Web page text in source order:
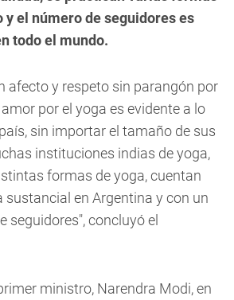
y el número de seguidores es
todo el mundo.
afecto y respeto sin parangón por
por el yoga es evidente a lo
sin importar el tamaño de sus
instituciones indias de yoga,
formas de yoga, cuentan
sustancial en Argentina y con un
seguidores", concluyó el
ministro, Narendra Modi, en